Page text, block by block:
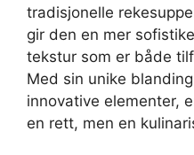
tradisjonelle
gir den en mer
tekstur som er både
Med sin unike
innovative elementer,
en rett, men en